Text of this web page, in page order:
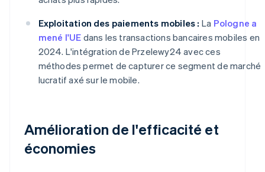
Exploitation des paiements mobiles : La Pologne a
mené l'UE dans les transactions bancaires mobiles en
2024. L'intégration de Przelewy24 avec ces
méthodes permet de capturer ce segment de marché
lucratif axé sur le mobile.
Amélioration de l'efficacité et
économies